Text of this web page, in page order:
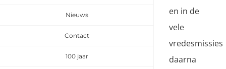
Nieuws
Contact
100 jaar
en in de
vele
vredesmissies
daarna